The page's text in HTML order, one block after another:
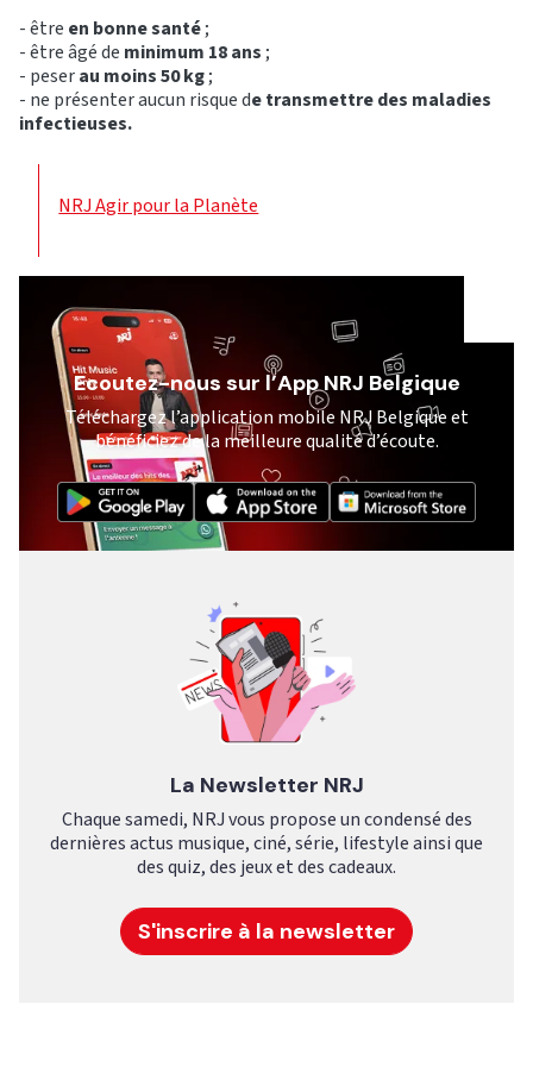
- être en bonne santé;
- être âgé de minimum 18 ans ;
- peserau moins 50 kg;
- ne présenter aucun risque de transmettre des maladies
infectieuses.
NRJ Agir pour la Planète
Ecoutez-nous sur l’App NRJ Belgique
Téléchargez l’application mobile NRJ Belgique et
bénéficiez de la meilleure qualité d’écoute.
La Newsletter NRJ
Chaque samedi, NRJ vous propose un condensé des
dernières actus musique, ciné, série, lifestyle ainsi que
des quiz, des jeux et des cadeaux.
S'inscrire à la newsletter